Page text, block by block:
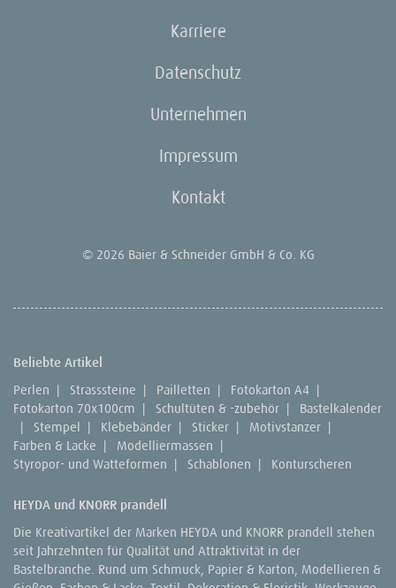
Karriere
Datenschutz
Unternehmen
Impressum
Kontakt
© 2026 Baier & Schneider GmbH & Co. KG
Beliebte Artikel
Perlen | Strasssteine | Pailletten | Fotokarton A4 |
Fotokarton 70x100cm | Schultüten & -zubehör |
Bastelkalender
|
Stempel | Klebebänder | Sticker | Motivstanzer |
Farben & Lacke | Modelliermassen |
Styropor- und Watteformen | Schablonen | Konturscheren
HEYDA und KNORR prandell
Die Kreativartikel der Marken HEYDA und KNORR prandell stehen
seit Jahrzehnten für Qualität und Attraktivität in der
Bastelbranche. Rund um Schmuck, Papier & Karton, Modellieren &